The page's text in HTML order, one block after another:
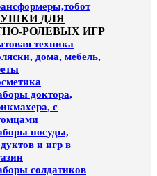
ДЛЯ
РОЛЕВЫХ ИГР
техника
дома, мебель,
доктора,
с
посуды,
и игр в
солдатиков